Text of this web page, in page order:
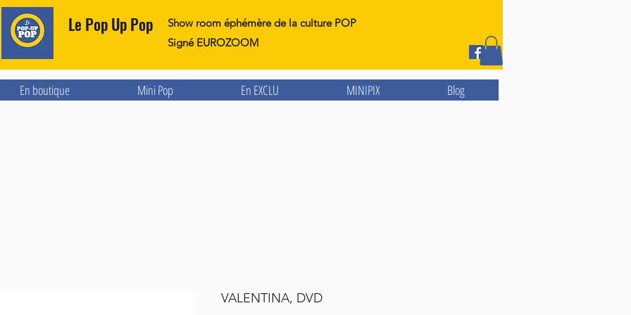
Le Pop Up Pop
Show room éphémère de la culture POP
Signé EUROZOOM
En boutique Mini Pop En EXCLU MINIPIX Blog
VALENTINA, DVD